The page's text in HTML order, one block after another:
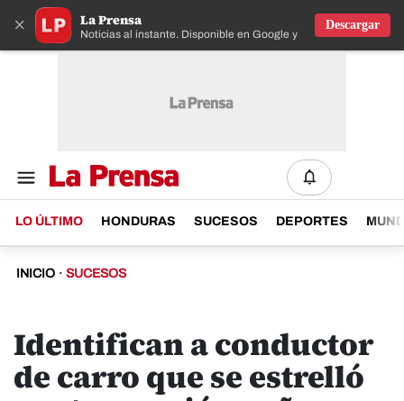
× La Prensa
Noticias al instante. Disponible en Google y IOS
Descargar
LO ÚLTIMO HONDURAS SUCESOS DEPORTES
INICIO · SUCESOS
Identifican a conductor
de carro que se estrelló